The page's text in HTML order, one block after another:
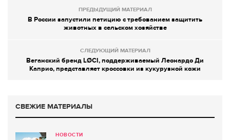
ПРЕДЫДУЩИЙ МАТЕРИАЛ
В России запустили петицию с требованием защитить
животных в сельском хозяйстве
СЛЕДУЮЩИЙ МАТЕРИАЛ
Веганский бренд LØCI, поддерживаемый Леонардо Ди
Каприо, представляет кроссовки из кукурузной кожи
СВЕЖИЕ МАТЕРИАЛЫ
НОВОСТИ